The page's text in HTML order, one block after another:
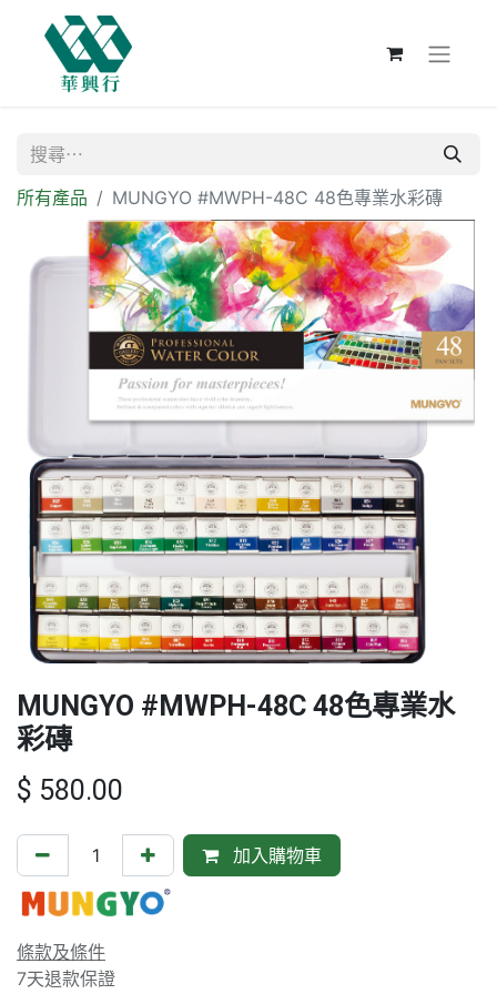
所有產品 MUNGYO #MWPH-48C 48色專業水彩磚
MUNGYO #MWPH-48C 48色專業水
彩磚
$ 580.00
加入購物車
條款及條件
7天退款保證